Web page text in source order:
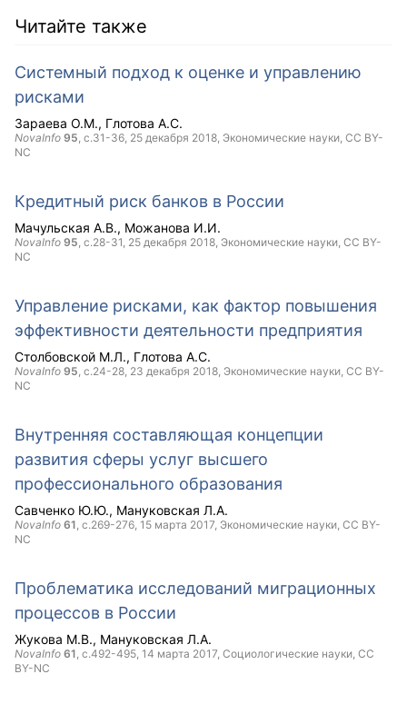
Читайте также
Системный подход к оценке и управлению
рисками
Зараева О.М. Глотова А.С.
NovaInfo 95, с.31-36, 25 декабря 2018, Экономические науки, CC BY-
NC
Кредитный риск банков в России
Мачульская А.В. Можанова И.И.
NovaInfo 95, с.28-31, 25 декабря 2018, Экономические науки, CC BY-
NC
Управление рисками, как фактор повышения
эффективности деятельности предприятия
Столбовской М.Л. Глотова А.С.
NovaInfo 95, с.24-28, 23 декабря 2018, Экономические науки, CC BY-
NC
Внутренняя составляющая концепции
развития сферы услуг высшего
профессионального образования
Савченко Ю.Ю. Мануковская Л.А.
NovaInfo 61, с.269-276, 15 марта 2017, Экономические науки, CC BY-
NC
Проблематика исследований миграционных
процессов в России
Жукова М.В. Мануковская Л.А.
NovaInfo 61, с.492-495, 14 марта 2017, Социологические науки, CC
BY-NC